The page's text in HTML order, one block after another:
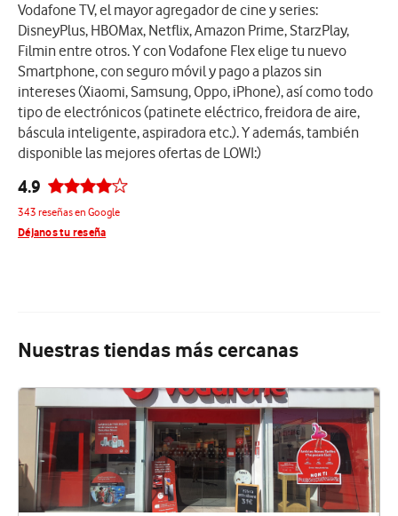
Vodafone TV, el mayor agregador de cine y series:
DisneyPlus, HBOMax, Netflix, Amazon Prime, StarzPlay,
Filmin entre otros. Y con Vodafone Flex elige tu nuevo
Smartphone, con seguro móvil y pago a plazos sin
intereses (Xiaomi, Samsung, Oppo, iPhone), así como todo
tipo de electrónicos (patinete eléctrico, freidora de aire,
báscula inteligente, aspiradora etc.). Y además, también
disponible las mejores ofertas de LOWI:)
4.9
343 reseñas en Google
Déjanos tu reseña
Nuestras tiendas más cercanas